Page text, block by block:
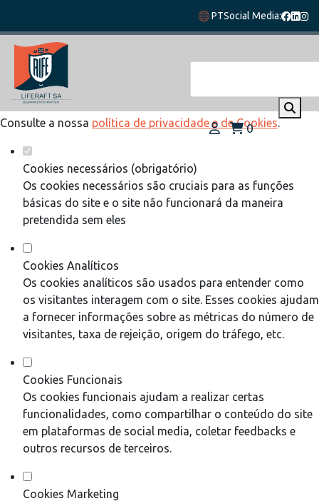
Defina as suas preferências de cookies
para este website.
Este website utiliza cookies estritamente necessários,
analíticos e funcionais, para lhe oferecer uma boa experiência
de navegação e acesso a todas as funcionalidades.
Consulte a nossa política de privacidade e de Cookies.
Cookies necessários (obrigatório)
Os cookies necessários são cruciais para as funções
básicas do site e o site não funcionará da maneira
pretendida sem eles
Cookies Analíticos
Os cookies analíticos são usados para entender como
os visitantes interagem com o site. Esses cookies ajudam
a fornecer informações sobre as métricas do número de
visitantes, taxa de rejeição, origem do tráfego, etc.
Cookies Funcionais
Os cookies funcionais ajudam a realizar certas
funcionalidades, como compartilhar o conteúdo do site
em plataformas de social media, coletar feedbacks e
outros recursos de terceiros.
Cookies Marketing
PTSocial Media:
0